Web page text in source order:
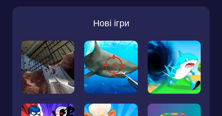
Нові ігри